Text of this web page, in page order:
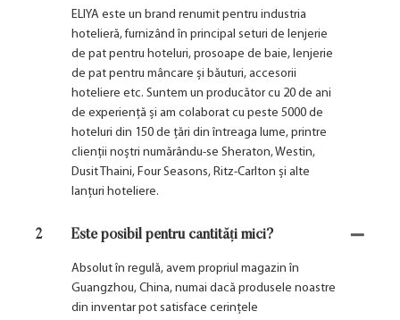
ELIYA este un brand renumit pentru industria
hotelieră, furnizând în principal seturi de lenjerie
de pat pentru hoteluri, prosoape de baie, lenjerie
de pat pentru mâncare și băuturi, accesorii
hoteliere etc. Suntem un producător cu 20 de ani
de experiență și am colaborat cu peste 5000 de
hoteluri din 150 de țări din întreaga lume, printre
clienții noștri numărându-se Sheraton, Westin,
Dusit Thaini, Four Seasons, Ritz-Carlton și alte
lanțuri hoteliere.
2 Este posibil pentru cantități mici?
Absolut în regulă, avem propriul magazin în
Guangzhou, China, numai dacă produsele noastre
din inventar pot satisface cerințele